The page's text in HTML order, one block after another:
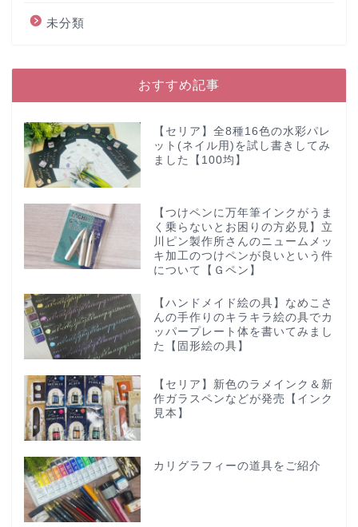
未分類
おすすめ記事
【セリア】全8種16色の水彩パレ
ット(ネイル用)を試し書きしてみ
ました【100均】
【つけペンに万年筆インクがうま
く乗らないとお困りの方必見】立
川ピン製作所さんのニュームメッ
キ加工のつけペンが良いという件
について【Ｇペン】
【ハンドメイド絵の具】なめこさ
んの手作りのキラキラ絵の具でカ
ッパープレート体を書いてみまし
た【固形絵の具】
【セリア】新色のラメインク＆新
作ガラスペンなどが発売【インク
見本】
カリグラフィーの道具をご紹介